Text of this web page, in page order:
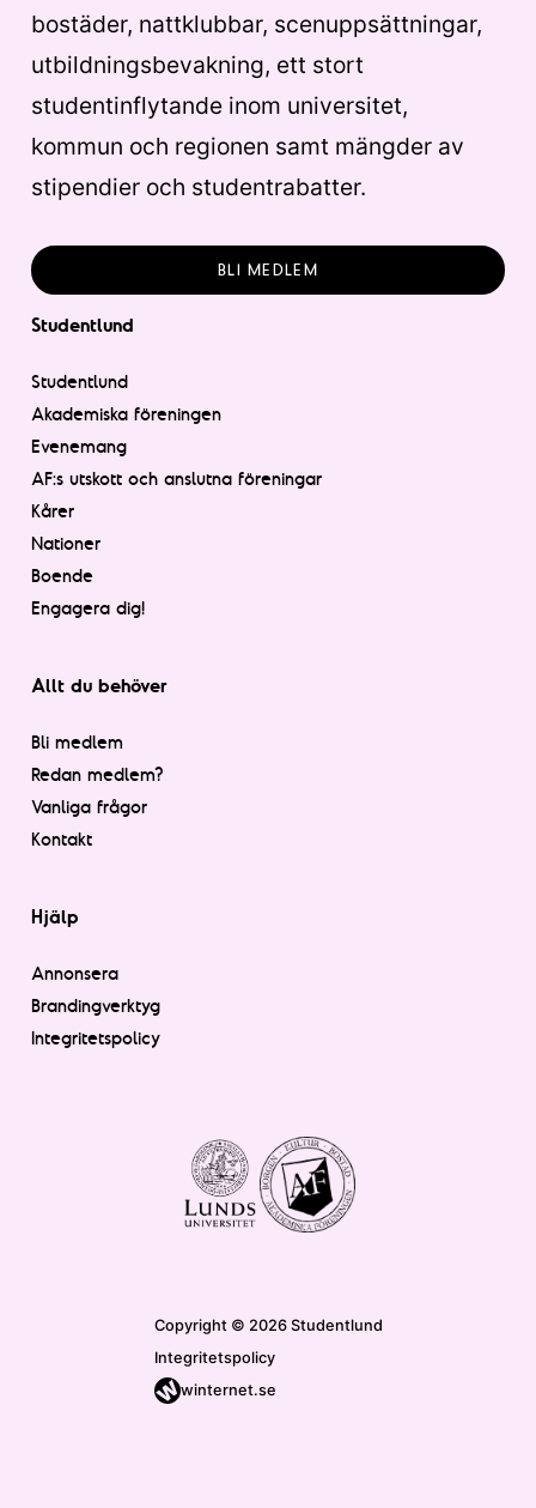
bostäder, nattklubbar, scenuppsättningar,
utbildningsbevakning, ett stort
studentinflytande inom universitet,
kommun och regionen samt mängder av
stipendier och studentrabatter.
BLI MEDLEM
Studentlund
Studentlund
Akademiska föreningen
Evenemang
AF:s utskott och anslutna föreningar
Kårer
Nationer
Boende
Engagera dig!
Allt du behöver
Bli medlem
Redan medlem?
Vanliga frågor
Kontakt
Hjälp
Annonsera
Brandingverktyg
Integritetspolicy
Copyright © 2026 Studentlund
Integritetspolicy
winternet.se